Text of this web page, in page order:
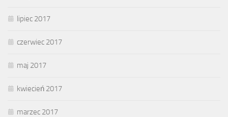
lipiec 2017
czerwiec 2017
maj 2017
kwiecień 2017
marzec 2017